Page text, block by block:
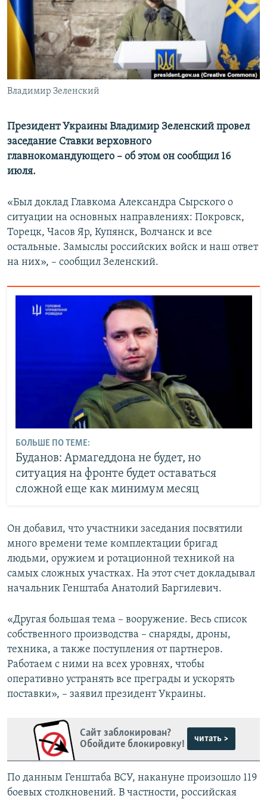
ПОБЕДИТЕЛЕЙ НЕ СУДЯТ?
КРЫМ.НЕПОКОРЕННЫЙ
ELIFBE
УКРАИНСКАЯ ПРОБЛЕМА КРЫМА
ПРИСОЕДИНЯЙТЕСЬ!
Все сайты RFE/RL
Владимир Зеленский
Президент Украины Владимир Зеленский провел
заседание Ставки верховного
главнокомандующего – об этом он сообщил 16
июля.
«Был доклад Главкома Александра Сырского о
ситуации на основных направлениях: Покровск,
Торецк, Часов Яр, Купянск, Волчанск и все
остальные. Замыслы российских войск и наш ответ
на них», – сообщил Зеленский.
БОЛЬШЕ ПО ТЕМЕ:
Буданов: Армагеддона не будет, но
ситуация на фронте будет оставаться
сложной еще как минимум месяц
Он добавил, что участники заседания посвятили
много времени теме комплектации бригад
людьми, оружием и ротационной техникой на
самых сложных участках. На этот счет докладывал
начальник Генштаба Анатолий Баргилевич.
«Другая большая тема – вооружение. Весь список
собственного производства – снаряды, дроны,
техника, а также поступления от партнеров.
Работаем с ними на всех уровнях, чтобы
оперативно устранять все преграды и ускорять
поставки», – заявил президент Украины.
Сайт заблокирован?
Обойдите блокировку!
читать >
По данным Генштаба ВСУ, накануне произошло 119
боевых столкновений. В частности, российская